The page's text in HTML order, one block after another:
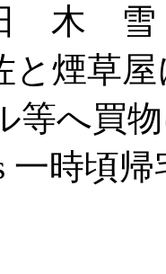
木 雪
煙草
等へ買
一時頃帰